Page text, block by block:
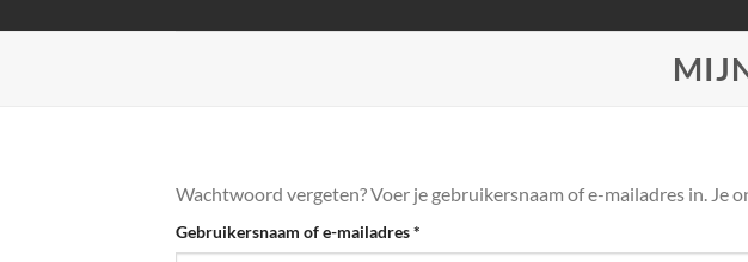
Wachtwoord vergeten? Voer je gebruikersnaam of e-mailadres in.
Gebruikersnaam of e-mailadres*